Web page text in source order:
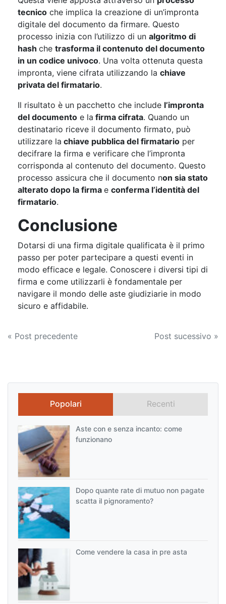
tecnico che implica la creazione di un’impronta
digitale del documento da firmare. Questo
processo inizia con l’utilizzo di un algoritmo di
hash che trasforma il contenuto del documento
in un codice univoco. Una volta ottenuta questa
impronta, viene cifrata utilizzando la chiave
privata del firmatario.
Il risultato è un pacchetto che include l’impronta
del documento e la firma cifrata. Quando un
destinatario riceve il documento firmato, può
utilizzare la chiave pubblica del firmatario per
decifrare la firma e verificare che l’impronta
corrisponda al contenuto del documento. Questo
processo assicura che il documento non sia stato
alterato dopo la firma e conferma l’identità del
firmatario.
Conclusione
Dotarsi di una firma digitale qualificata è il primo
passo per poter partecipare a questi eventi in
modo efficace e legale. Conoscere i diversi tipi di
firma e come utilizzarli è fondamentale per
navigare il mondo delle aste giudiziarie in modo
sicuro e affidabile.
Navigazione
« Post precedente Post sucessivo »
Popolari Recenti
Aste con e senza incanto: come
funzionano
Dopo quante rate di mutuo non pagate
scatta il pignoramento?
Come vendere la casa in pre asta